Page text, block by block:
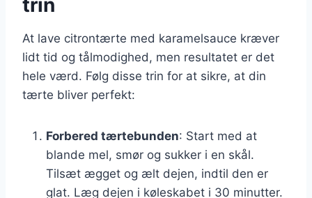
At lave citrontærte med karamelsauce kræver
lidt tid og tålmodighed, men resultatet er det
hele værd. Følg disse trin for at sikre, at din
tærte bliver perfekt:
Forbered tærtebunden: Start med at
blande mel, smør og sukker i en skål.
Tilsæt ægget og ælt dejen, indtil den er
glat. Læg dejen i køleskabet i 30 minutter.